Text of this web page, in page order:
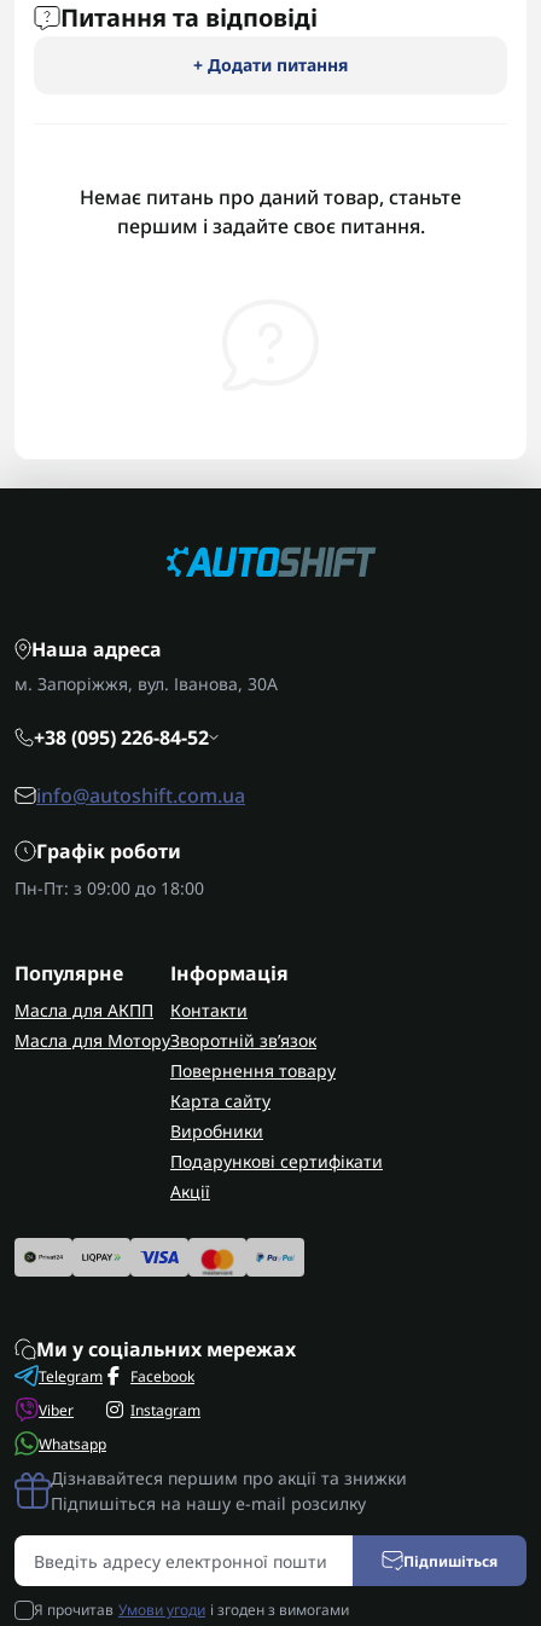
Питання та відповіді
+ Додати питання
Немає питань про даний товар, станьте
першим і задайте своє питання.
Наша адреса
м. Запоріжжя, вул. Іванова, 30А
+38 (095) 226-84-52
info@autoshift.com.ua
Графік роботи
Пн-Пт: з 09:00 до 18:00
Популярне
Масла для АКПП
Масла для Мотору
Інформація
Контакти
Зворотній зв’язок
Повернення товару
Карта сайту
Виробники
Подарункові сертифікати
Акції
Ми у соціальних мережах
Telegram
Viber
Whatsapp
Facebook
Instagram
Дізнавайтеся першим про акції та знижки
Підпишіться на нашу e-mail розсилку
Підпишіться
Я прочитав Умови угоди і згоден з вимогами